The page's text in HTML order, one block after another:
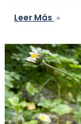
Leer Más